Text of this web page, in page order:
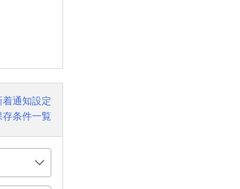
通知設定
存条件一覧